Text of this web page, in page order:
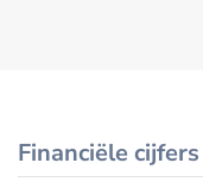
Financiële